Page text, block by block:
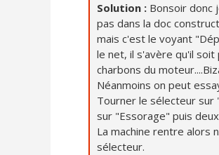
Solution : Bonsoir donc
pas dans la doc
mais c'est le voyant
le net, il s'avère qu'il
charbons du
Néanmoins on peut
Tourner le sélecteur sur
sur "Essorage" puis
La machine rentre alors
sélecteur.